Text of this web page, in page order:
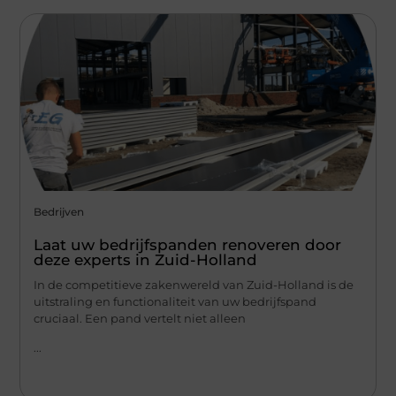
Bedrijven
Laat uw bedrijfspanden renoveren door
deze experts in Zuid-Holland
In de competitieve zakenwereld van Zuid-Holland is de
uitstraling en functionaliteit van uw bedrijfspand
cruciaal. Een pand vertelt niet alleen